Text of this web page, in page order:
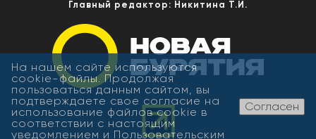
Главный редактор: Никитина Т.И.
На нашем сайте используются
cookie-файлы. Продолжая
пользоваться данным сайтом, вы
подтверждаете свое согласие на
использование файлов cookie в
соответствии с настоящим
уведомлением и Пользовательским
Согласен